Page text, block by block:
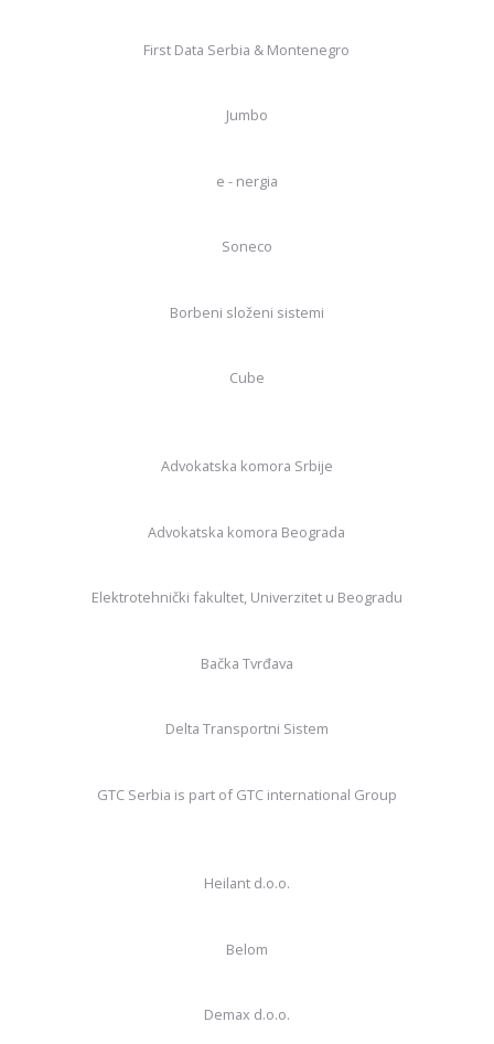
First Data Serbia & Montenegro
Jumbo
e - nergia
Soneco
Borbeni složeni sistemi
Cube
Advokatska komora Srbije
Advokatska komora Beograda
Elektrotehnički fakultet, Univerzitet u Beogradu
Bačka Tvrđava
Delta Transportni Sistem
GTC Serbia is part of GTC international Group
Heilant d.o.o.
Belom
Demax d.o.o.